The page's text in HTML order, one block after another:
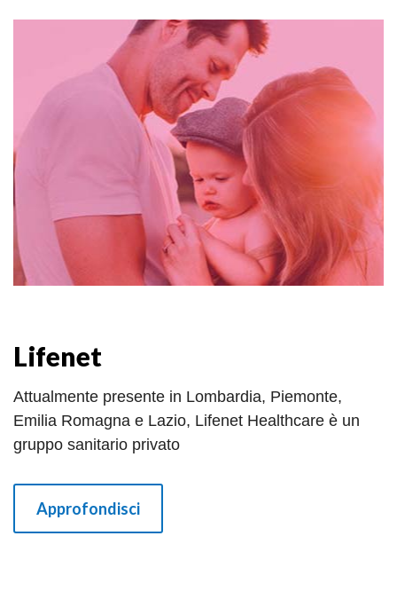
Lifenet
Attualmente presente in Lombardia, Piemonte,
Emilia Romagna e Lazio, Lifenet Healthcare è un
gruppo sanitario privato
Approfondisci